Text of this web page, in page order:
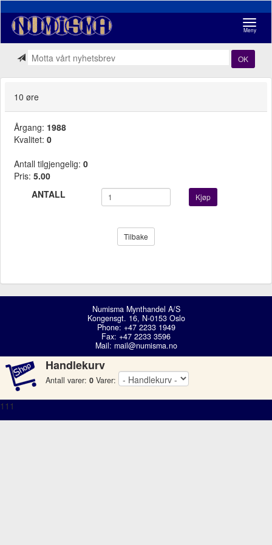
Meny
OK
10 øre
Årgang: 1988
Kvalitet: 0
Antall tilgjengelig: 0
Pris: 5.00
ANTALL
Kjøp
Tilbake
Numisma Mynthandel A/S
Kongensgt. 16, N-0153 Oslo
Phone: +47 2233 1949
Fax: +47 2233 3596
Mail: mail@numisma.no
Handlekurv
Antall varer: 0 Varer:
111